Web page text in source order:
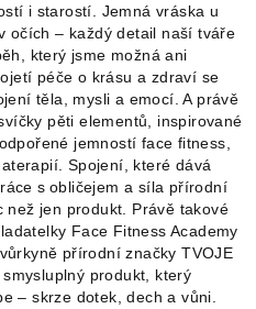
i starostí. Jemná vráska u
očích – každý detail naší tváře
který jsme možná ani
péče o krásu a zdraví se
těla, mysli a emocí. A právě
pěti elementů, inspirované
jemností face fitness,
Spojení, které dává
s obličejem a síla přírodní
jen produkt. Právě takové
Face Fitness Academy
přírodní značky TVOJE
produkt, který
– skrze dotek, dech a vůni.